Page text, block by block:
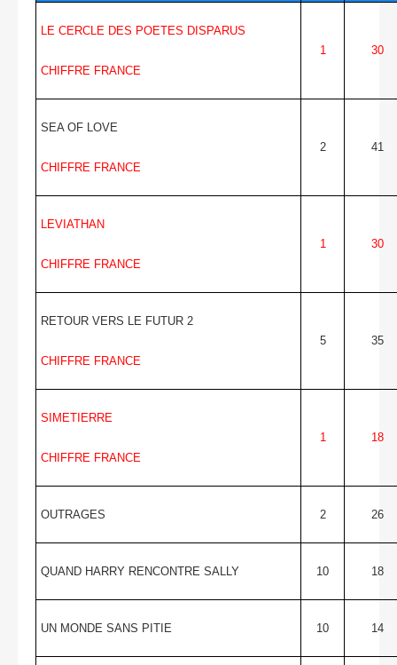
LE CERCLE DES POETES DISPARUS
CHIFFRE FRANCE
1 30
SEA OF LOVE
CHIFFRE FRANCE
2 41
LEVIATHAN
CHIFFRE FRANCE
1 30
RETOUR VERS LE FUTUR 2
CHIFFRE FRANCE
5 35
SIMETIERRE
CHIFFRE FRANCE
1 18
OUTRAGES 2 26
QUAND HARRY RENCONTRE SALLY 10 18
UN MONDE SANS PITIE 10 14